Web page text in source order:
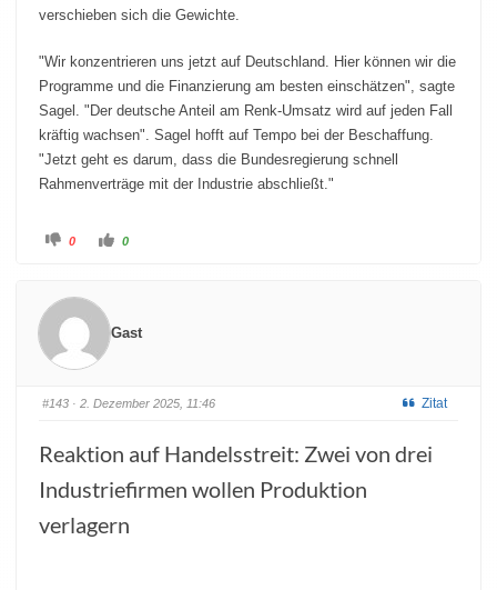
verschieben sich die Gewichte.
"Wir konzentrieren uns jetzt auf Deutschland. Hier können wir die
Programme und die Finanzierung am besten einschätzen", sagte
Sagel. "Der deutsche Anteil am Renk-Umsatz wird auf jeden Fall
kräftig wachsen". Sagel hofft auf Tempo bei der Beschaffung.
"Jetzt geht es darum, dass die Bundesregierung schnell
Rahmenverträge mit der Industrie abschließt."
0 0
Gast
#143 · 2. Dezember 2025, 11:46 Zitat
Reaktion auf Handelsstreit: Zwei von drei
Industriefirmen wollen Produktion
verlagern